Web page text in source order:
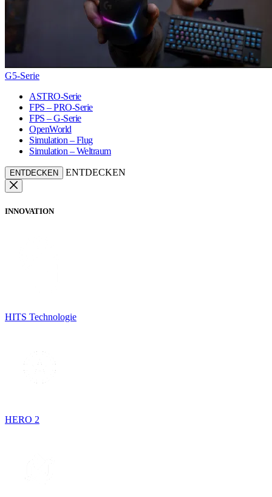
G5-Serie
ASTRO-Serie
FPS – PRO-Serie
FPS – G-Serie
OpenWorld
Simulation – Flug
Simulation – Weltraum
ENTDECKEN ENTDECKEN
INNOVATION
HITS Technologie
HERO 2